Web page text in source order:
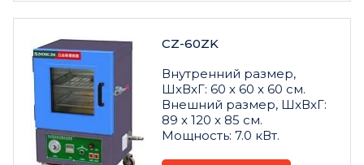
CZ-60ZK
Внутренний размер,
ШxВxГ: 60 x 60 x 60 см.
Внешний размер, ШxВxГ:
89 x 120 x 85 см.
Мощность: 7.0 кВт.